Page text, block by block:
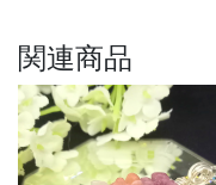
関連商品